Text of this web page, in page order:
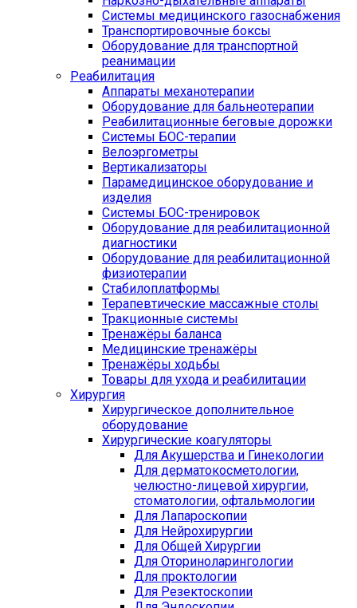
Системы медицинского газоснабжения
Транспортировочные боксы
Оборудование для транспортной
реанимации
Реабилитация
Аппараты механотерапии
Оборудование для бальнеотерапии
Реабилитационные беговые дорожки
Системы БОС-терапии
Велоэргометры
Вертикализаторы
Парамедицинское оборудование и
изделия
Системы БОС-тренировок
Оборудование для реабилитационной
диагностики
Оборудование для реабилитационной
физиотерапии
Стабилоплатформы
Терапевтические массажные столы
Тракционные системы
Тренажёры баланса
Медицинские тренажёры
Тренажёры ходьбы
Товары для ухода и реабилитации
Хирургия
Хирургическое дополнительное
оборудование
Хирургические коагуляторы
Для Акушерства и Гинекологии
Для дерматокосметологии,
челюстно-лицевой хирургии,
стоматологии, офтальмологии
Для Лапароскопии
Для Нейрохирургии
Для Общей Хирургии
Для Оториноларингологии
Для проктологии
Для Резектоскопии